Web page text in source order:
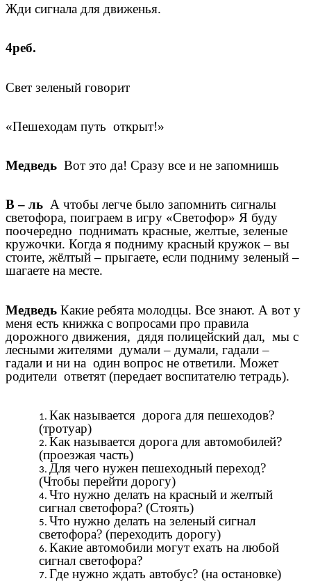
Жди сигнала для движенья.
4реб.
Свет зеленый говорит
«Пешеходам путь открыт!»
Медведь Вот это да! Сразу все и не запомнишь
В – ль А чтобы легче было запомнить сигналы
светофора, поиграем в игру «Светофор» Я буду
поочередно поднимать красные, желтые, зеленые
кружочки. Когда я подниму красный кружок – вы
стоите, жёлтый – прыгаете, если подниму зеленый –
шагаете на месте.
Медведь Какие ребята молодцы. Все знают. А вот у
меня есть книжка с вопросами про правила
дорожного движения, дядя полицейский дал, мы с
лесными жителями думали – думали, гадали –
гадали и ни на один вопрос не ответили. Может
родители ответят (передает воспитателю тетрадь).
Как называется дорога для пешеходов?
(тротуар)
Как называется дорога для автомобилей?
(проезжая часть)
Для чего нужен пешеходный переход?
(Чтобы перейти дорогу)
Что нужно делать на красный и желтый
сигнал светофора? (Стоять)
Что нужно делать на зеленый сигнал
светофора? (переходить дорогу)
Какие автомобили могут ехать на любой
сигнал светофора?
Где нужно ждать автобус? (на остановке)